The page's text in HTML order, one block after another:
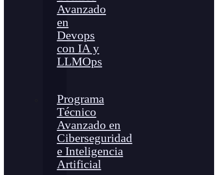
Avanzado
en
Devops
con IA y
LLMOps
Programa
Técnico
Avanzado en
Ciberseguridad
e Inteligencia
Artificial